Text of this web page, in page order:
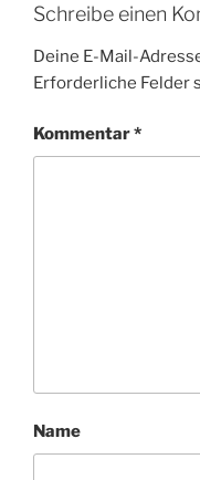
Schreibe einen
Deine E-Mail-
Erforderliche Felder
Kommentar*
Name